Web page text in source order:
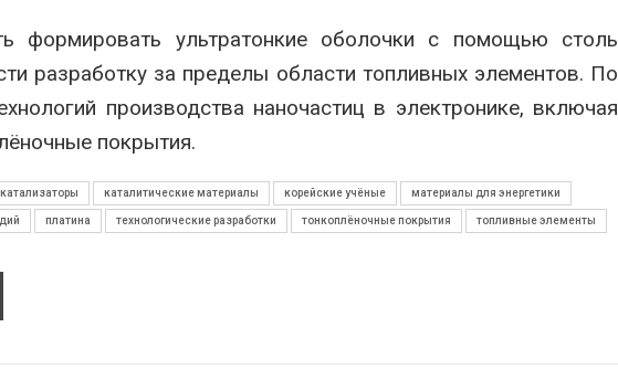
формировать ультратонкие оболочки с помощью столь
разработку за пределы области топливных элементов. По
производства наночастиц в электронике, включая
покрытия.
катализаторы каталитические материалы корейские учёные материалы для энергетики
платина технологические разработки тонкоплёночные покрытия топливные элементы